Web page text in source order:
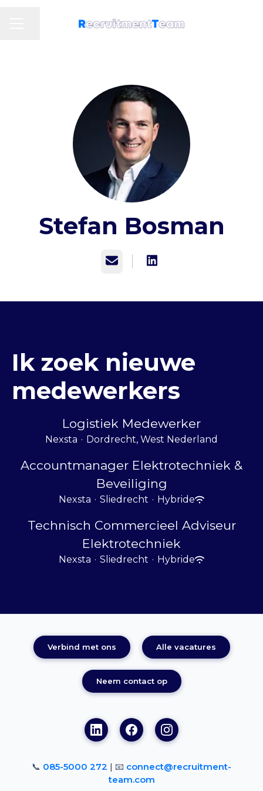
Pagina delen
Stefan Bosman
E-mailadres
Ik zoek nieuwe
medewerkers
Logistiek Medewerker
Nexsta · Dordrecht, West Nederland
Accountmanager Elektrotechniek &
Beveiliging
Nexsta · Sliedrecht · Hybride
Technisch Commercieel Adviseur
Elektrotechniek
Nexsta · Sliedrecht · Hybride
Verbind met ons Alle vacatures
Neem contact op
📞 085-5000 272 | 📧 connect@recruitment-
team.com